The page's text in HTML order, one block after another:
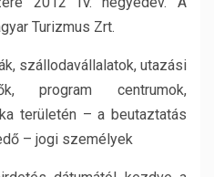
Turizmus Zrt.
szállodavállalatok, utazási
program centrumok,
területén – a beutaztatás
– jogi személyek